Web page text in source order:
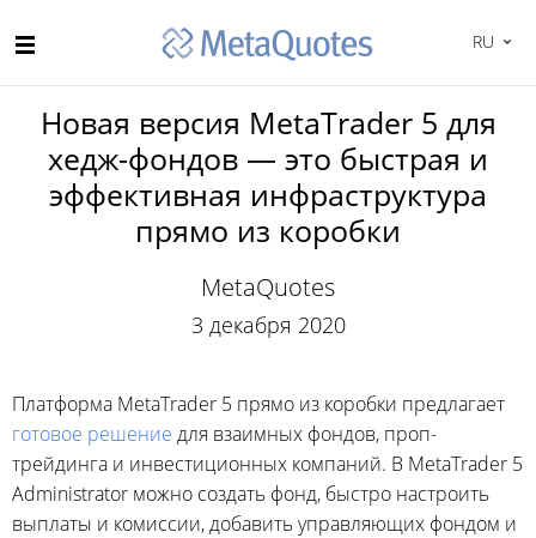
RU
Новая версия MetaTrader 5 для
хедж-фондов — это быстрая и
эффективная инфраструктура
прямо из коробки
MetaQuotes
3 декабря 2020
Платформа MetaTrader 5 прямо из коробки предлагает
готовое решение для взаимных фондов, проп-
трейдинга и инвестиционных компаний. В MetaTrader 5
Administrator можно создать фонд, быстро настроить
выплаты и комиссии, добавить управляющих фондом и